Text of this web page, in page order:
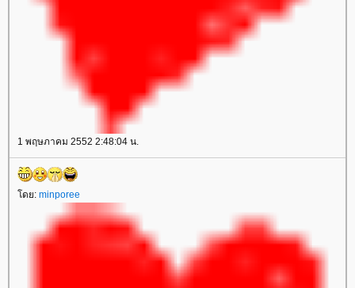
1 พฤษภาคม 2552 2:48:04 น.
ดย: minporee